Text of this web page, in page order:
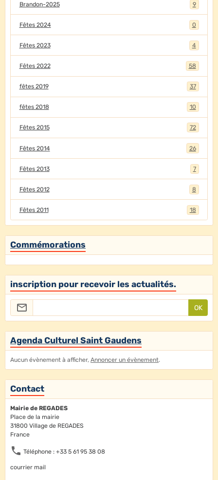
Brandon-2025 9
Fêtes 2024 0
Fêtes 2023 4
Fêtes 2022 58
fêtes 2019 37
fêtes 2018 10
Fêtes 2015 72
Fêtes 2014 26
Fêtes 2013 7
Fêtes 2012 8
Fêtes 2011 18
Commémorations
inscription pour recevoir les actualités.
OK
Agenda Culturel Saint Gaudens
Aucun évènement à afficher, Annoncer un évènement.
Contact
Mairie de REGADES
Place de la mairie
31800 Village de REGADES
France
Téléphone : +33 5 61 95 38 08
courrier mail